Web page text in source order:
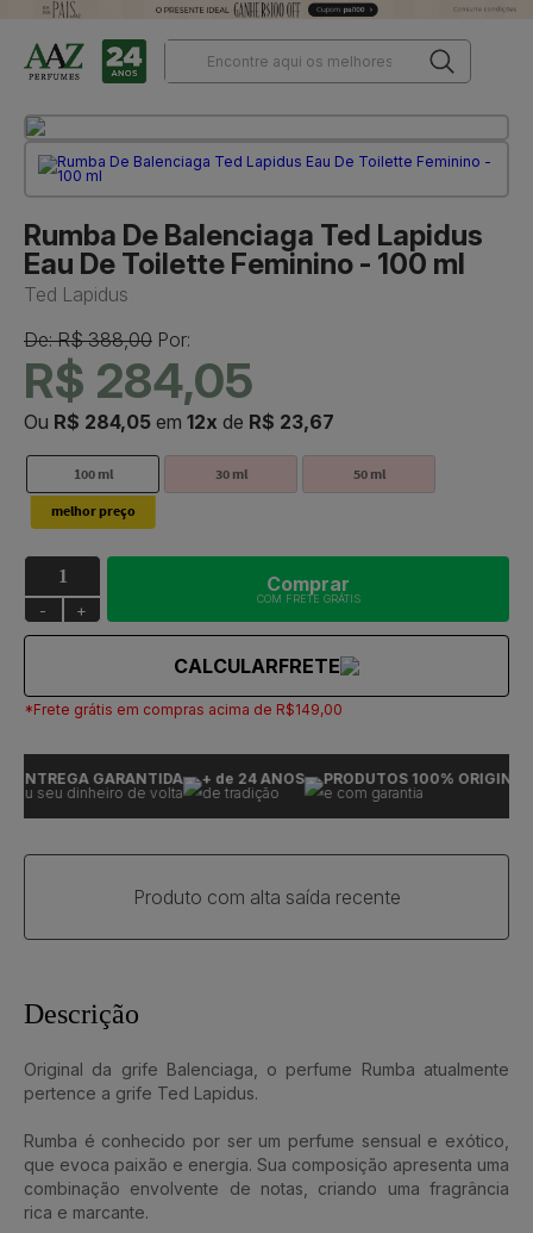
Rumba De Balenciaga Ted Lapidus
Eau De Toilette Feminino - 100 ml
Ted Lapidus
De: R$ 388,00 Por:
R$ 284,05
Ou R$ 284,05 em 12x de R$ 23,67
100 ml 30 ml 50 ml
- +
Comprar
COM FRETE GRÁTIS
CALCULARFRETE
*Frete grátis em compras acima de R$149,00
ENTREGA GARANTIDA
ou seu dinheiro de volta
+ de 24 ANOS
de tradição
PRODUTOS 100% ORIGINAIS
e com garantia
Produto com alta saída recente
Descrição
Original da grife Balenciaga, o perfume Rumba atualmente
pertence a grife Ted Lapidus.
Rumba é conhecido por ser um perfume sensual e exótico,
que evoca paixão e energia. Sua composição apresenta uma
combinação envolvente de notas, criando uma fragrância
rica e marcante.